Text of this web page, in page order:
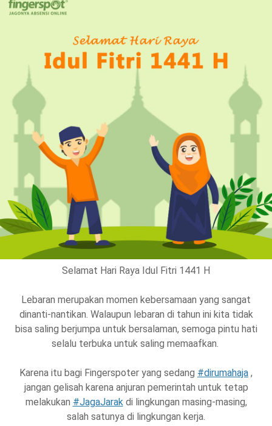
Selamat Hari Raya Idul Fitri 1441 H
Lebaran merupakan momen kebersamaan yang sangat
dinanti-nantikan. Walaupun lebaran di tahun ini kita tidak
bisa saling berjumpa untuk bersalaman, semoga pintu hati
selalu terbuka untuk saling memaafkan.
Karena itu bagi Fingerspoter yang sedang #dirumahaja ,
jangan gelisah karena anjuran pemerintah untuk tetap
melakukan #JagaJarakdi lingkungan masing-masing,
salah satunya di lingkungan kerja.